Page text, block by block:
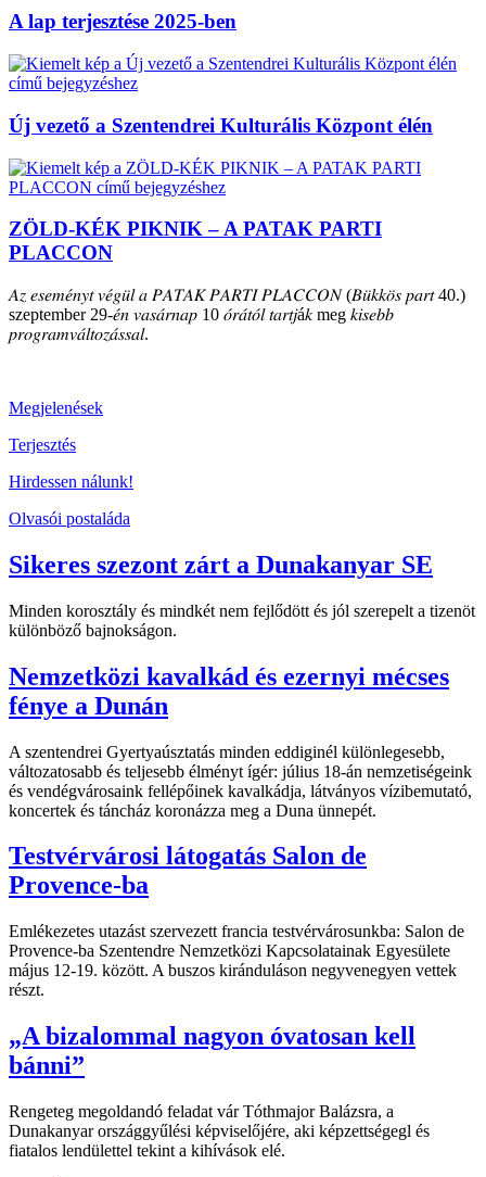
A lap terjesztése 2025-ben
Új vezető a Szentendrei Kulturális Központ élén
ZÖLD-KÉK PIKNIK – A PATAK PARTI
PLACCON
𝐴𝑧 𝑒𝑠𝑒𝑚𝑒́𝑛𝑦𝑡 𝑣𝑒́𝑔𝑢̈𝑙 𝑎 𝑃𝐴𝑇𝐴𝐾 𝑃𝐴𝑅𝑇𝐼 𝑃𝐿𝐴𝐶𝐶𝑂𝑁 (𝐵𝑢̈𝑘𝑘𝑜̈𝑠 𝑝𝑎𝑟𝑡 40.)
szeptember 29-𝑒́𝑛 𝑣𝑎𝑠𝑎́𝑟𝑛𝑎𝑝 10 𝑜́𝑟𝑎́𝑡𝑜́𝑙 𝑡𝑎𝑟𝑡𝑗á𝑘 meg 𝑘𝑖𝑠𝑒𝑏𝑏
𝑝𝑟𝑜𝑔𝑟𝑎𝑚𝑣𝑎́𝑙𝑡𝑜𝑧𝑎́𝑠𝑠𝑎𝑙.
Megjelenések
Terjesztés
Hirdessen nálunk!
Olvasói postaláda
Sikeres szezont zárt a Dunakanyar SE
Minden korosztály és mindkét nem fejlődött és jól szerepelt a tizenöt
különböző bajnokságon.
Nemzetközi kavalkád és ezernyi mécses
fénye a Dunán
A szentendrei Gyertyaúsztatás minden eddiginél különlegesebb,
változatosabb és teljesebb élményt ígér: július 18-án nemzetiségeink
és vendégvárosaink fellépőinek kavalkádja, látványos vízibemutató,
koncertek és táncház koronázza meg a Duna ünnepét.
Testvérvárosi látogatás Salon de
Provence-ba
Emlékezetes utazást szervezett francia testvérvárosunkba: Salon de
Provence-ba Szentendre Nemzetközi Kapcsolatainak Egyesülete
május 12-19. között. A buszos kiránduláson negyvenegyen vettek
részt.
„A bizalommal nagyon óvatosan kell
bánni”
Rengeteg megoldandó feladat vár Tóthmajor Balázsra, a
Dunakanyar országgyűlési képviselőjére, aki képzettségegl és
fiatalos lendülettel tekint a kihívások elé.